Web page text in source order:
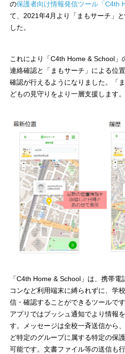
の保護者向け情報発信ツール「C4th
て、2021年4月より「まもサーチ」
した。
これにより「C4th Home & School」
連絡確認と「まもサーチ」による位
確認が行えるようになりました。「
どもの見守りをより一層支援します。
「C4th Home & School」は、携帯
コンなど利用端末に縛られずに、学
信・確認することができるツールで
アプリではプッシュ通知でより情報
す。メッセージは全校一斉送信から
ど特定のグループに属する特定の保
可能です。文書ファイル等の送信も